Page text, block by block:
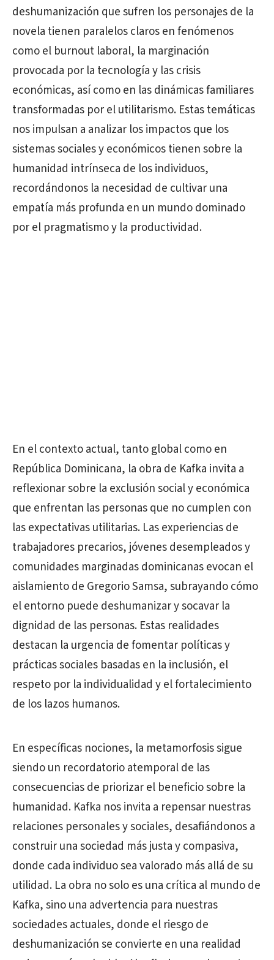
deshumanización que sufren los personajes de la
novela tienen paralelos claros en fenómenos
como el burnout laboral, la marginación
provocada por la tecnología y las crisis
económicas, así como en las dinámicas familiares
transformadas por el utilitarismo. Estas temáticas
nos impulsan a analizar los impactos que los
sistemas sociales y económicos tienen sobre la
humanidad intrínseca de los individuos,
recordándonos la necesidad de cultivar una
empatía más profunda en un mundo dominado
por el pragmatismo y la productividad.
En el contexto actual, tanto global como en
República Dominicana, la obra de Kafka invita a
reflexionar sobre la exclusión social y económica
que enfrentan las personas que no cumplen con
las expectativas utilitarias. Las experiencias de
trabajadores precarios, jóvenes desempleados y
comunidades marginadas dominicanas evocan el
aislamiento de Gregorio Samsa, subrayando cómo
el entorno puede deshumanizar y socavar la
dignidad de las personas. Estas realidades
destacan la urgencia de fomentar políticas y
prácticas sociales basadas en la inclusión, el
respeto por la individualidad y el fortalecimiento
de los lazos humanos.
En específicas nociones, la metamorfosis sigue
siendo un recordatorio atemporal de las
consecuencias de priorizar el beneficio sobre la
humanidad. Kafka nos invita a repensar nuestras
relaciones personales y sociales, desafiándonos a
construir una sociedad más justa y compasiva,
donde cada individuo sea valorado más allá de su
utilidad. La obra no solo es una crítica al mundo de
Kafka, sino una advertencia para nuestras
sociedades actuales, donde el riesgo de
deshumanización se convierte en una realidad